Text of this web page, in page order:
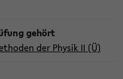
der Physik II (Ü)